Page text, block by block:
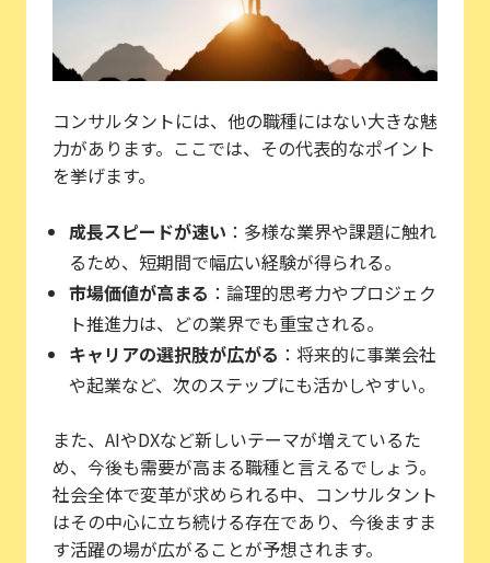
コンサルタントには、他の職種にはない大きな魅
力があります。ここでは、その代表的なポイント
を挙げます。
成長スピードが速い ：多様な業界や課題に触れ
るため、短期間で幅広い経験が得られる。
市場価値が高まる ：論理的思考力やプロジェク
ト推進力は、どの業界でも重宝される。
キャリアの選択肢が広がる ：将来的に事業会社
や起業など、次のステップにも活かしやすい。
また、AIやDXなど新しいテーマが増えているた
め、今後も需要が高まる職種と言えるでしょう。
社会全体で変革が求められる中、コンサルタント
はその中心に立ち続ける存在であり、今後ますま
す活躍の場が広がることが予想されます。